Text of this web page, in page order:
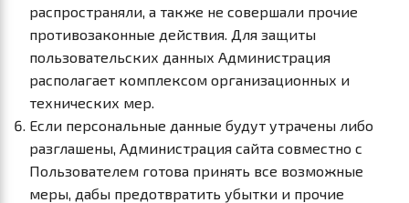
распространяли, а также не совершали прочие
противозаконные действия. Для защиты
пользовательских данных Администрация
располагает комплексом организационных и
технических мер.
Если персональные данные будут утрачены либо
разглашены, Администрация сайта совместно с
Пользователем готова принять все возможные
меры, дабы предотвратить убытки и прочие